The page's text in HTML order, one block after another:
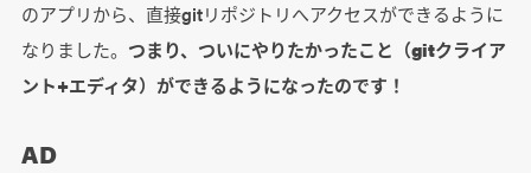
のアプリから、直接gitリポジトリへアクセスができるように
なりました。 つまり、ついにやりたかったこと（gitクライア
ント+エディタ）ができるようになったのです！
AD